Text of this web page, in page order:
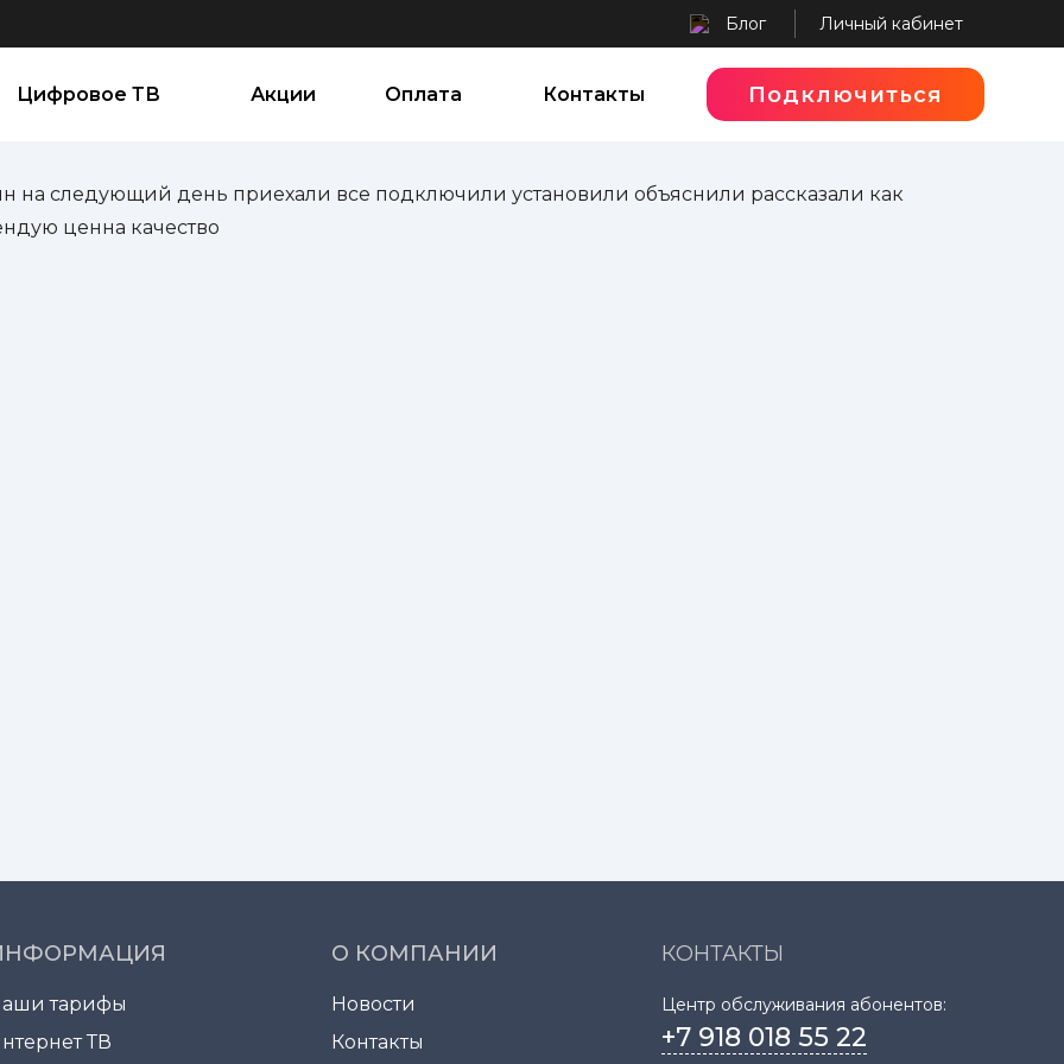
Блог Личный кабинет
Цифровое ТВ Акции Оплата Контакты Подключиться
следующий день приехали все подключили установили объяснили рассказали как
ценна качество
тарифы
ТВ
О КОМПАНИИ
Новости
Контакты
КОНТАКТЫ
Центр обслуживания абонентов:
+7 918 018 55 22